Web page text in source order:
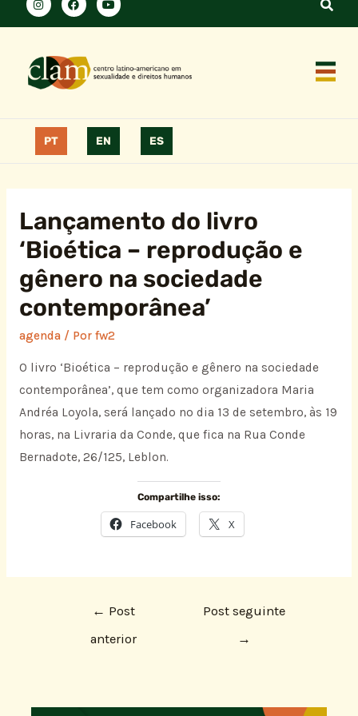
PT EN ES
Lançamento do livro
‘Bioética – reprodução e
gênero na sociedade
contemporânea’
agenda/ Por fw2
O livro ‘Bioética – reprodução e gênero na sociedade
contemporânea’, que tem como organizadora Maria
Andréa Loyola, será lançado no dia 13 de setembro, às 19
horas, na Livraria da Conde, que fica na Rua Conde
Bernadote, 26/125, Leblon.
Compartilhe isso:
Facebook X
← Post
anterior
Post seguinte
→